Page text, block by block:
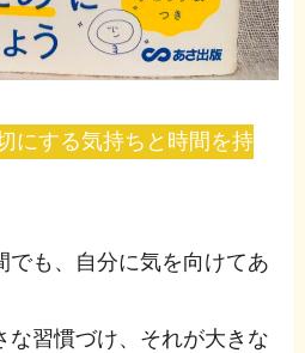
にする気持ちと時間を持
でも、自分に気を向けてあ
な習慣づけ、それが大きな